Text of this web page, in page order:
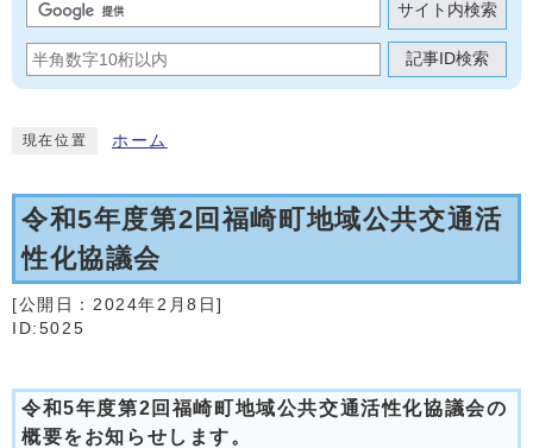
サイト内検索
記事ID検索
現在位置 ホーム
令和5年度第2回福崎町地域公共交通活
性化協議会
[公開日： 2024年2月8日]
ID:5025
令和5年度第2回福崎町地域公共交通活性化協議会の
概要をお知らせします。